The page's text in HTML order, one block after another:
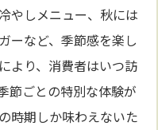
やしメニュー、秋には
ーなど、季節感を楽し
より、消費者はいつ訪
節ごとの特別な体験が
時期しか味わえないた